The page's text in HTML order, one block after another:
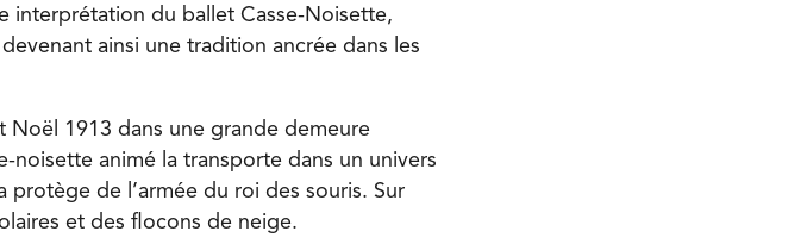
interprétation du ballet Casse-Noisette,
ainsi une tradition ancrée dans les
Noël 1913 dans une grande demeure
noisette animé la transporte dans un univers
de l’armée du roi des souris. Sur
et des flocons de neige.